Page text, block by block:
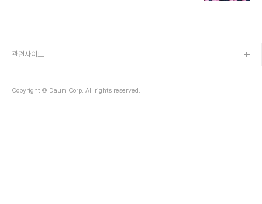
Holiday Visa)가 원래의 그 취지에 맞게 운영된다면 어떨지 모르겠
Copyright © Daum Corp. All rights reserved.
관련사이트